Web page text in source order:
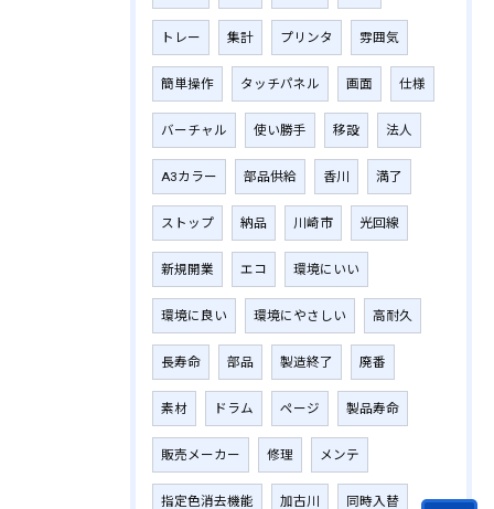
トレー 集計 プリンタ 雰囲気
簡単操作 タッチパネル 画面 仕様
バーチャル 使い勝手 移設 法人
A3カラー 部品供給 香川 満了
ストップ 納品 川崎市 光回線
新規開業 エコ 環境にいい
環境に良い 環境にやさしい 高耐久
長寿命 部品 製造終了 廃番
素材 ドラム ページ 製品寿命
販売メーカー 修理 メンテ
指定色消去機能 加古川 同時入替